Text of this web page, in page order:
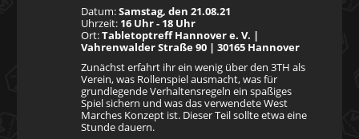
Datum:Samstag, den 21.08.21
Uhrzeit: 16 Uhr - 18 Uhr
Ort:Tabletoptreff Hannover e. V. |
Vahrenwalder Straße 90 | 30165 Hannover
Zunächst erfahrt ihr ein wenig über den 3TH als
Verein, was Rollenspiel ausmacht, was für
grundlegende Verhaltensregeln ein spaßiges
Spiel sichern und was das verwendete West
Marches Konzept ist. Dieser Teil sollte etwa eine
Stunde dauern.